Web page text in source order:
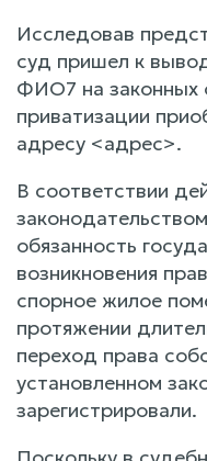
Исследовав
суд пришел к
ФИО7 на законных
приватизации
адресу <адрес>.
В соответствии
обязанность
возникновения
спорное жилое
протяжении
переход права
установленном
зарегистрировали.